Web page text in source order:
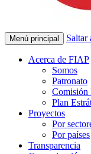
Menú principal Saltar
Acerca de FIAP
Somos
Patronato
Comisión
Plan
Proyectos
Por
Por países
Transparencia